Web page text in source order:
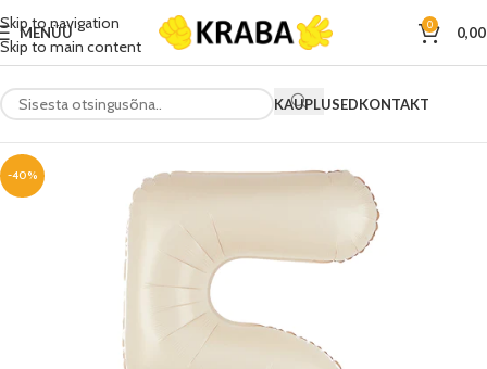
Skip to navigation
Skip to main content
MENÜÜ 0
KAUPLUSEDKONTAKT
-40%